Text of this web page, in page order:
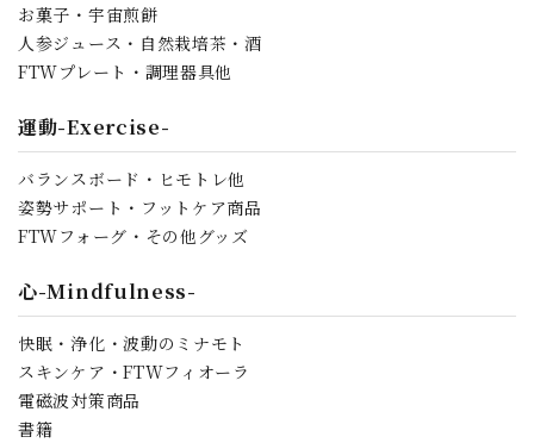
お菓子・宇宙煎餅
人参ジュース・自然栽培茶・酒
FTWプレート・調理器具他
運動-Exercise-
バランスボード・ヒモトレ他
姿勢サポート・フットケア商品
FTWフォーグ・その他グッズ
心-Mindfulness-
快眠・浄化・波動のミナモト
スキンケア・FTWフィオーラ
電磁波対策商品
書籍